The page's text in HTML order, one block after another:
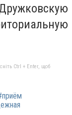
Ctrl + Enter, щоб